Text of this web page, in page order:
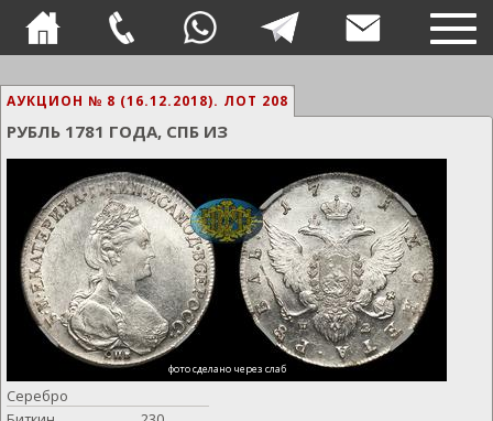
АУКЦИОН № 8 (16.12.2018). ЛОТ 208
РУБЛЬ 1781 ГОДА, СПБ ИЗ
фото сделано через слаб
Серебро